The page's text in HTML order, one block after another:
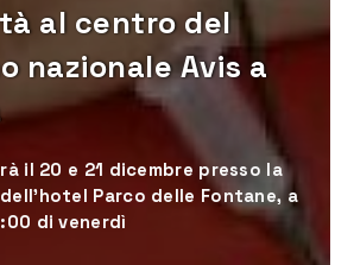
al centro del
nazionale Avis a
il 20 e 21 dicembre presso la
Parco delle Fontane, a
di venerdì